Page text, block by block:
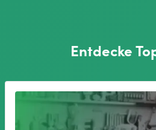
Entdecke